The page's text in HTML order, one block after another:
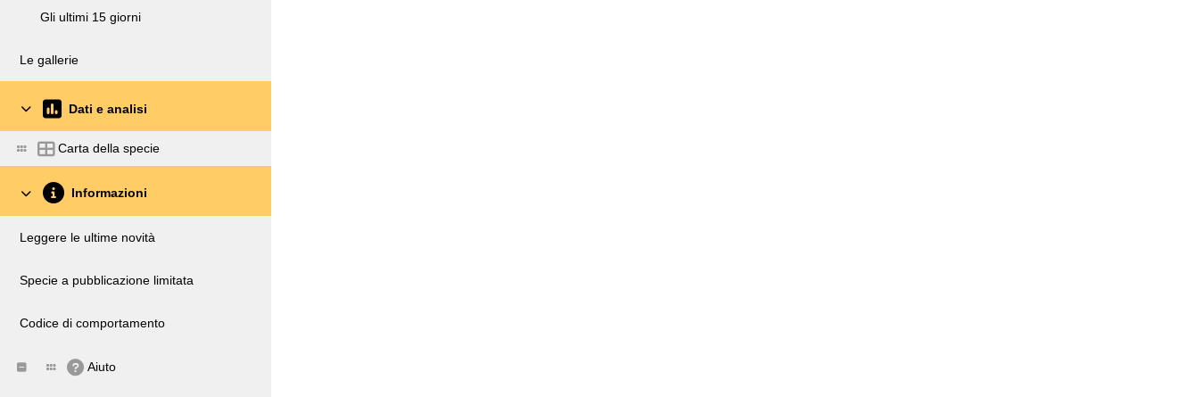
Gli ultimi 15 giorni
Le gallerie
Dati e analisi
Carta della specie
Informazioni
Leggere le ultime novità
Specie a pubblicazione limitata
Codice di comportamento
Aiuto